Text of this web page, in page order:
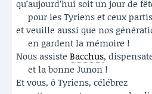
qu’aujourd’hui soit un jour de
pour les Tyriens et ceux
et veuille aussi que nos
en gardent la mémoire !
Nous assiste Bacchus,
et la bonne Junon !
Et vous, ô Tyriens, célébrez